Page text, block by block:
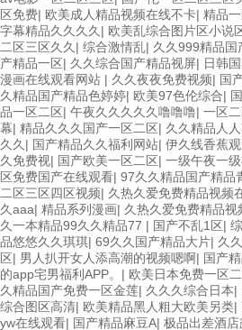
区免费| 欧美成人精品视频在线不卡| 精品
字幕精品久久久久| 欧美乱综合图片区小说
二区三区久久| 综合激情乱| 久久999精品国
产精品一区| 久久综合国产精品视屏| 日韩
漫画在线观看网站 | 久久夜夜免费视频| 国
久精品国产精品色婷婷| 欧美97色伦综合|
品一区二区| 午夜久久久久久噜噜噜| 一区
幕| 精品久久久国产一区二区| 久久精品人
久久| 国产精品久久福利网站| 伊久线香蕉
久免费视| 国产欧美一区二区| 一级午夜一
区免费国产在线观看| 97久久精品国产精品
二区三区四区视频| 久热久爱免费精品视频
久aaa| 精品系列漫画| 久热久爱免费精品视
久一本精品99久久精品77 | 国产不乱1区|
品悠悠久久琪琪| 69久久国产精品大片| 久
区| 男人扒开女人添高潮的视频嗯啊| 国产
的app宅男福利APP。 | 欧美日本免费一区
久精品国产免费一区金莲| 久久久综合日本|
综合图区高清| 欧美精品黑人粗大欧美另类|
yw在线观看| 国产精品麻豆A| 极品出差酒